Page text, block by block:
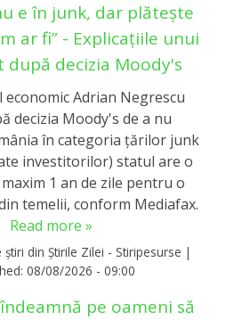
e în junk, dar plătește
ar fi” - Explicațiile unui
după decizia Moody's
Adrian Negrescu
decizia Moody's de a nu
în categoria țărilor junk
investitorilor) statul are o
1 an de zile pentru o
temelii, conform Mediafax.
Read more »
știri din Știrile Zilei - Stiripesurse |
08/08/2026 - 09:00
pe oameni să